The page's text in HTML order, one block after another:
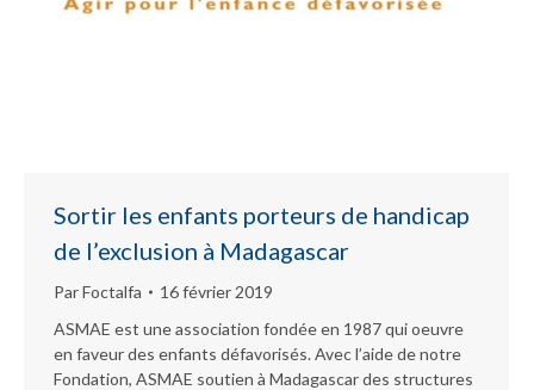
Sortir les enfants porteurs de handicap
de l’exclusion à Madagascar
ParFoctalfa
16 février 2019
ASMAE est une association fondée en 1987 qui oeuvre
en faveur des enfants défavorisés. Avec l’aide de notre
Fondation, ASMAE soutien à Madagascar des structures